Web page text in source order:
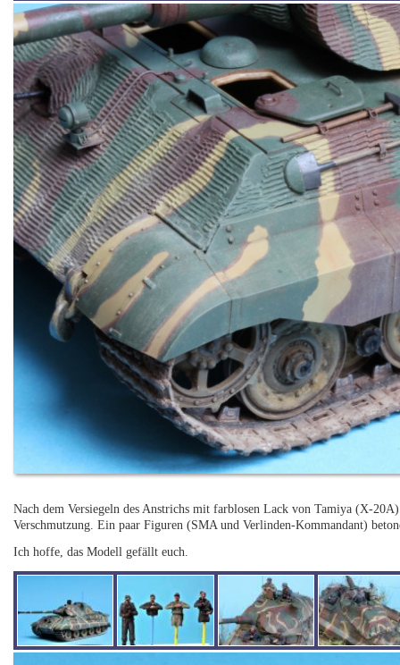
Nach dem Versiegeln des Anstrichs mit farblosen Lack von Tamiya (X-
Verschmutzung. Ein paar Figuren (SMA und Verlinden-Kommandant)
Ich hoffe, das Modell gefällt euch.